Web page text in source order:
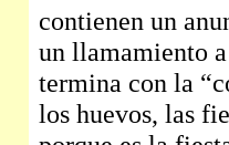
contienen un
un llamamiento
termina con la
los huevos, las